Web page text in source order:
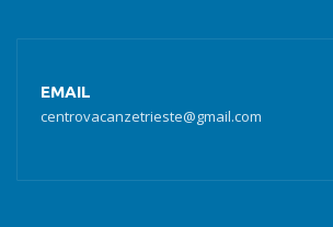
EMAIL
centrovacanzetrieste@gmail.com